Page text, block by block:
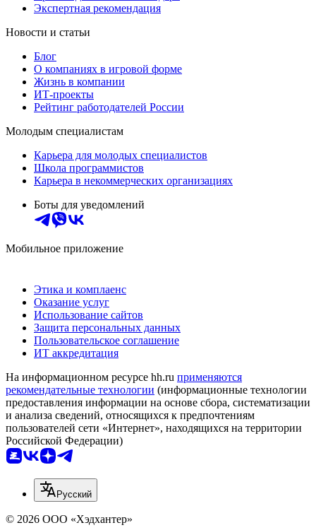
Экспертная рекомендация
Новости и статьи
Блог
О компаниях в игровой форме
Жизнь в компании
ИТ-проекты
Рейтинг работодателей России
Молодым специалистам
Карьера для молодых специалистов
Школа программистов
Карьера в некоммерческих организациях
Боты для уведомлений
Мобильное приложение
Этика и комплаенс
Оказание услуг
Использование сайтов
Защита персональных данных
Пользовательское соглашение
ИТ аккредитация
На информационном ресурсе hh.ru применяются
рекомендательные технологии (информационные технологии
предоставления информации на основе сбора, систематизации
и анализа сведений, относящихся к предпочтениям
пользователей сети «Интернет», находящихся на территории
Российской Федерации)
Русский
© 2026 ООО «Хэдхантер»